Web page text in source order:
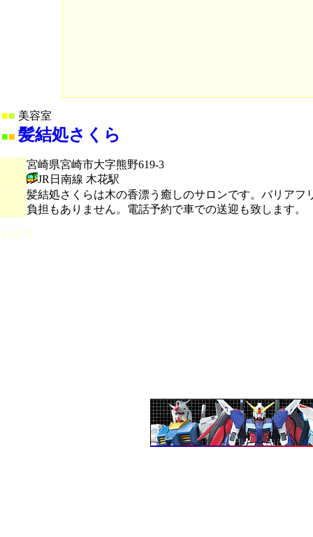
■ 美容室
■■ 髪結処さくら
宮崎県宮崎市大字熊野619-3
JR日南線 木花駅
髪結処さくらは木の香漂う癒しのサロンです。バリア
負担もありません。電話予約で車での送迎も致します。